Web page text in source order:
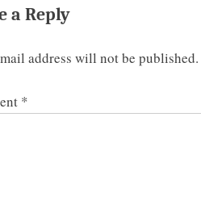
a Reply
address will not be published.
*